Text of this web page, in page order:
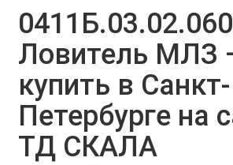
Ловитель МЛЗ
купить в Санкт-
Петербурге на
ТД СКАЛА